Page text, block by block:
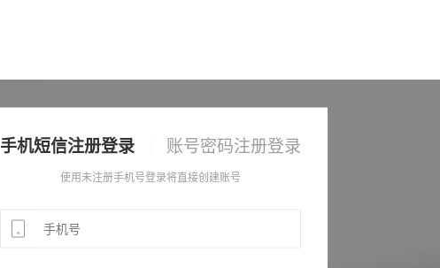
手机短信注册登录 账号密码注册登录
使用未注册手机号登录将直接创建账号